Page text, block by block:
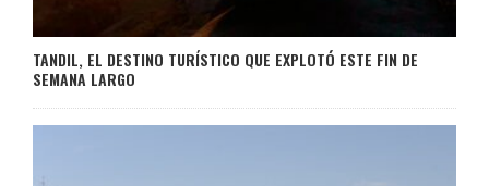
TANDIL, EL DESTINO TURÍSTICO QUE EXPLOTÓ ESTE FIN DE
SEMANA LARGO